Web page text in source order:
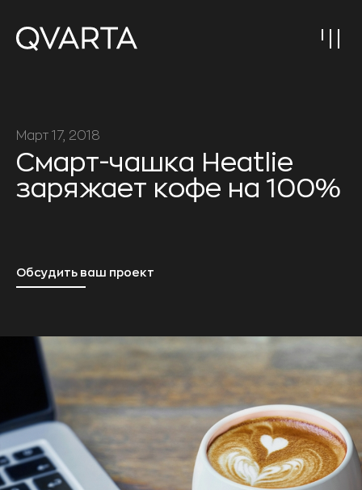
Март 17, 2018
Смарт-чашка Heatlie
заряжает кофе на 100%
Обсудить ваш проект